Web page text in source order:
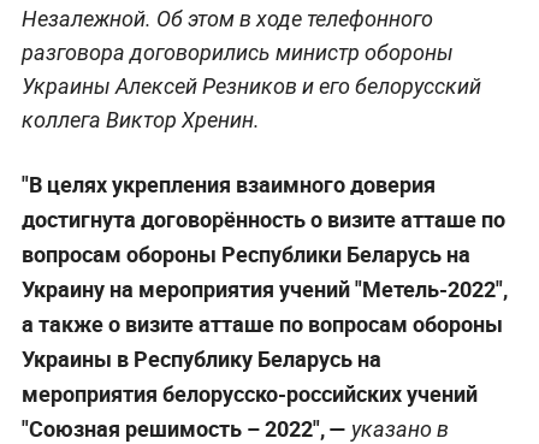
Незалежной. Об этом в ходе телефонного
разговора договорились министр обороны
Украины Алексей Резников и его белорусский
коллега Виктор Хренин.
"В целях укрепления взаимного доверия
достигнута договорённость о визите атташе по
вопросам обороны Республики Беларусь на
Украину на мероприятия учений "Метель-2022",
а также о визите атташе по вопросам обороны
Украины в Республику Беларусь на
мероприятия белорусско-российских учений
"Союзная решимость – 2022", — указано в